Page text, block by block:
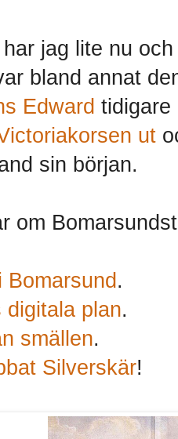
jag lite nu
bland annat
Edward
ut
sin början.
om
.
digitala plan.
smällen.
Silverskär!